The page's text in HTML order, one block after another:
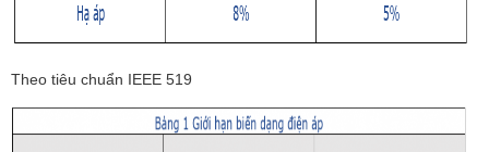
Theo tiêu chuẩn IEEE 519